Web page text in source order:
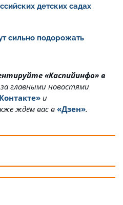
детских садах
сильно подорожать
«Каспийинфо» в
главными новостями
и
ждём вас в«Дзен».